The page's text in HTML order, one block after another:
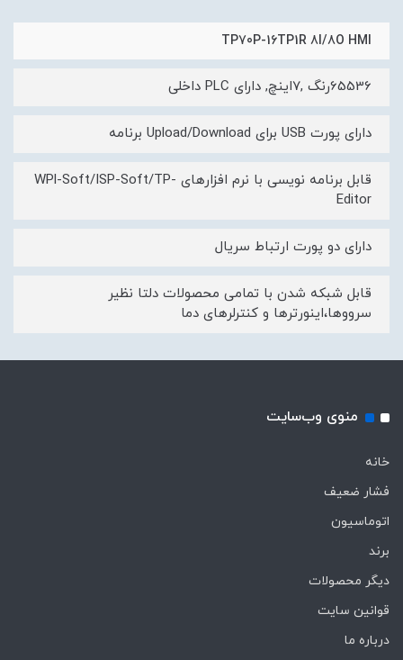
TP70P-16TP1R 8I/8O HMI
65536رنگ ,7اینچ, دارای PLC داخلی
دارای پورت USB برای Upload/Download برنامه
قابل برنامه نویسی با نرم افزارهای WPl-Soft/ISP-Soft/TP-
Editor
دارای دو پورت ارتباط سریال
قابل شبکه شدن با تمامی محصولات دلتا نظیر
سرووها،اینورترها و کنترلرهای دما
منوی وب‌سایت
خانه
فشار ضعیف
اتوماسیون
برند
دیگر محصولات
قوانین سایت
درباره ما